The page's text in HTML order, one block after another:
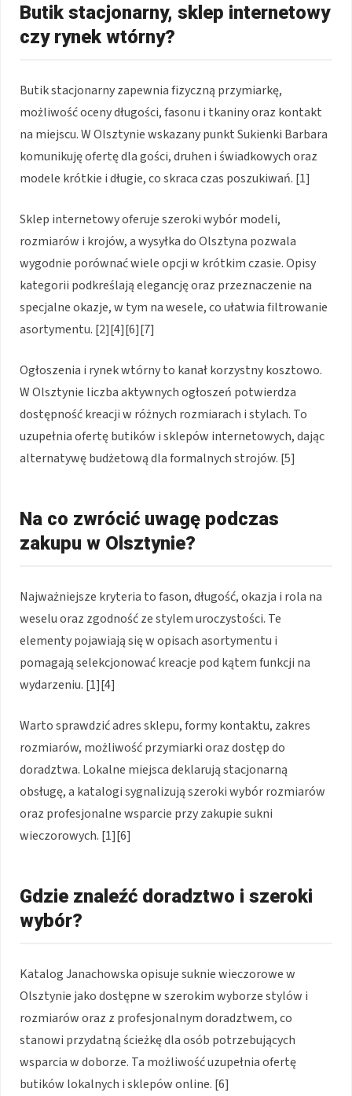
Butik stacjonarny, sklep internetowy
czy rynek wtórny?
Butik stacjonarny zapewnia fizyczną przymiarkę,
możliwość oceny długości, fasonu i tkaniny oraz kontakt
na miejscu. W Olsztynie wskazany punkt Sukienki Barbara
komunikuję ofertę dla gości, druhen i świadkowych oraz
modele krótkie i długie, co skraca czas poszukiwań. [1]
Sklep internetowy oferuje szeroki wybór modeli,
rozmiarów i krojów, a wysyłka do Olsztyna pozwala
wygodnie porównać wiele opcji w krótkim czasie. Opisy
kategorii podkreślają elegancję oraz przeznaczenie na
specjalne okazje, w tym na wesele, co ułatwia filtrowanie
asortymentu. [2][4][6][7]
Ogłoszenia i rynek wtórny to kanał korzystny kosztowo.
W Olsztynie liczba aktywnych ogłoszeń potwierdza
dostępność kreacji w różnych rozmiarach i stylach. To
uzupełnia ofertę butików i sklepów internetowych, dając
alternatywę budżetową dla formalnych strojów. [5]
Na co zwrócić uwagę podczas
zakupu w Olsztynie?
Najważniejsze kryteria to fason, długość, okazja i rola na
weselu oraz zgodność ze stylem uroczystości. Te
elementy pojawiają się w opisach asortymentu i
pomagają selekcjonować kreacje pod kątem funkcji na
wydarzeniu. [1][4]
Warto sprawdzić adres sklepu, formy kontaktu, zakres
rozmiarów, możliwość przymiarki oraz dostęp do
doradztwa. Lokalne miejsca deklarują stacjonarną
obsługę, a katalogi sygnalizują szeroki wybór rozmiarów
oraz profesjonalne wsparcie przy zakupie sukni
wieczorowych. [1][6]
Gdzie znaleźć doradztwo i szeroki
wybór?
Katalog Janachowska opisuje suknie wieczorowe w
Olsztynie jako dostępne w szerokim wyborze stylów i
rozmiarów oraz z profesjonalnym doradztwem, co
stanowi przydatną ścieżkę dla osób potrzebujących
wsparcia w doborze. Ta możliwość uzupełnia ofertę
butików lokalnych i sklepów online. [6]